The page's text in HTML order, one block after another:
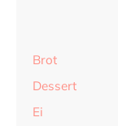
Brot
Dessert
Ei